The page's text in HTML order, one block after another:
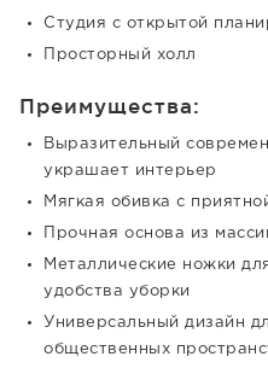
Студия с открытой
Просторный холл
Преимущества:
Выразительный
украшает интерьер
Мягкая обивка с
Прочная основа из
Металлические ножки
удобства уборки
Универсальный дизайн
общественных